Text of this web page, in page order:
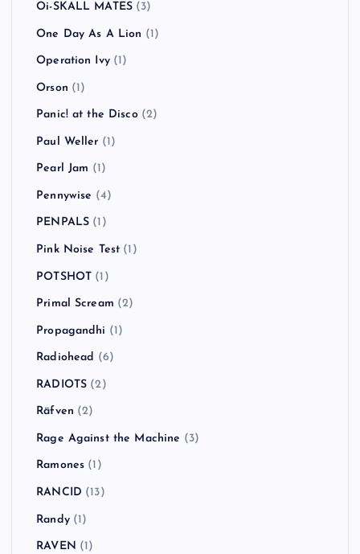
Oi-SKALL MATES (3)
One Day As A Lion (1)
Operation Ivy(1)
Orson (1)
Panic! at the Disco(2)
Paul Weller (1)
Pearl Jam (1)
Pennywise (4)
PENPALS (1)
Pink Noise Test (1)
POTSHOT (1)
Primal Scream (2)
Propagandhi (1)
Radiohead (6)
RADIOTS (2)
Räfven (2)
Rage Against the Machine (3)
Ramones (1)
RANCID (13)
Randy(1)
RAVEN (1)